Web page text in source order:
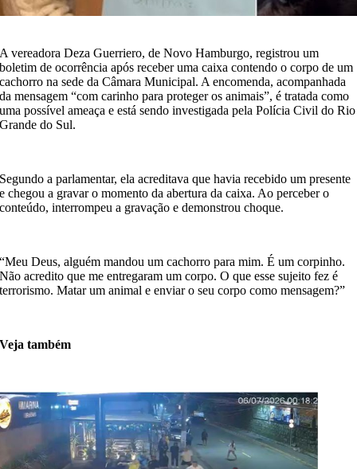
A vereadora Deza Guerriero, de Novo Hamburgo, registrou um
boletim de ocorrência após receber uma caixa contendo o corpo de um
cachorro na sede da Câmara Municipal. A encomenda, acompanhada
da mensagem “com carinho para proteger os animais”, é tratada como
uma possível ameaça e está sendo investigada pela Polícia Civil do Rio
Grande do Sul.
Segundo a parlamentar, ela acreditava que havia recebido um presente
e chegou a gravar o momento da abertura da caixa. Ao perceber o
conteúdo, interrompeu a gravação e demonstrou choque.
“Meu Deus, alguém mandou um cachorro para mim. É um corpinho.
Não acredito que me entregaram um corpo. O que esse sujeito fez é
terrorismo. Matar um animal e enviar o seu corpo como mensagem?”
Veja também